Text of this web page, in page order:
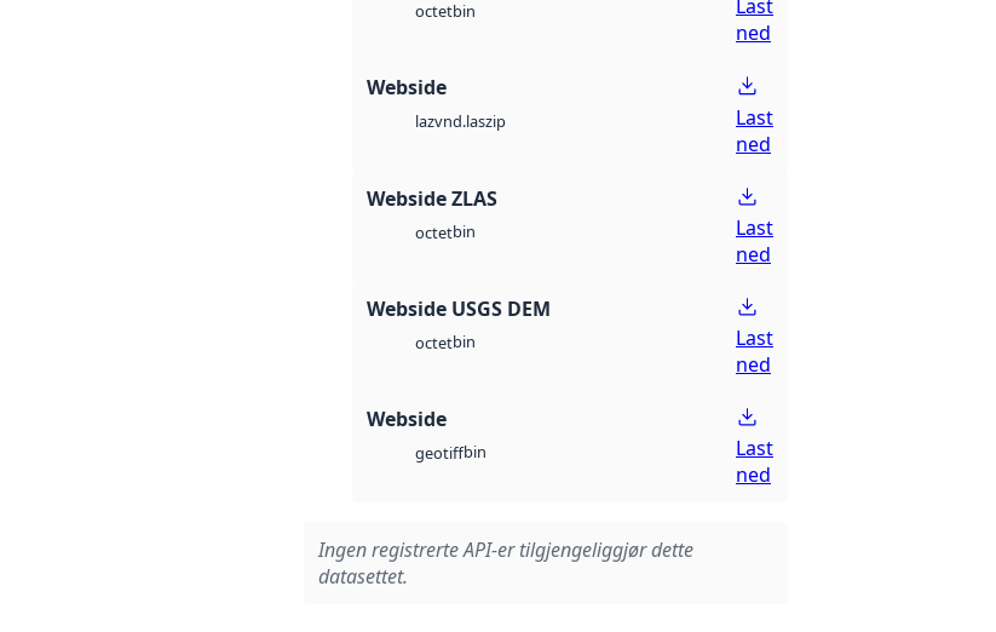
octetbin
Last
ned
Webside
lazvnd.laszip
Last
ned
Webside ZLAS
octetbin
Last
ned
Webside USGS DEM
octetbin
Last
ned
Webside
geotiffbin
Last
ned
Ingen registrerte API-er tilgjengeliggjør dette
datasettet.